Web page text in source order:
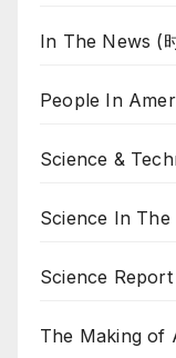
In The News (
People In
Science &
Science In The
Science Report
The Making of